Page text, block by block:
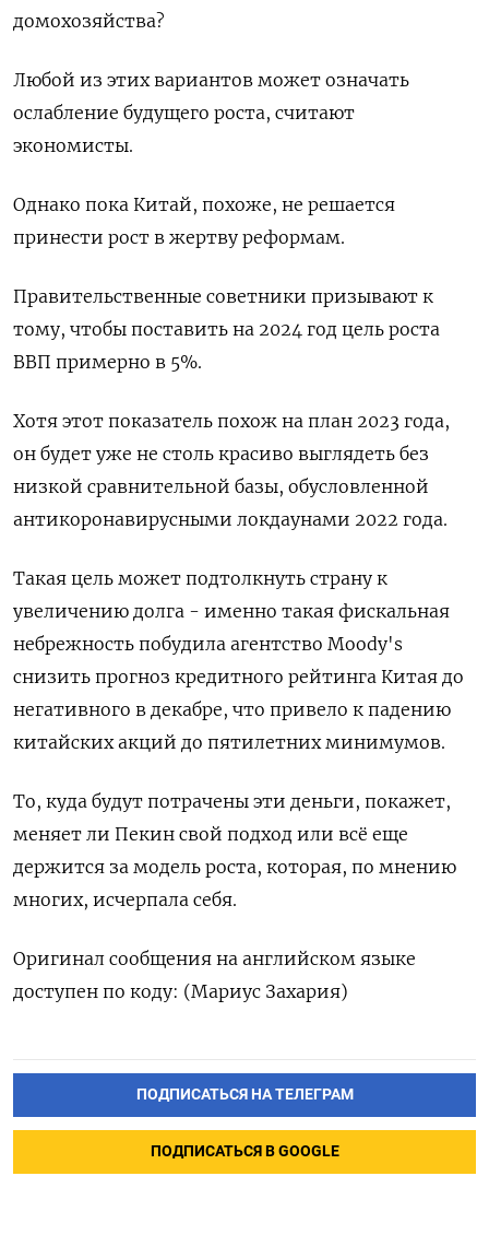
домохозяйства?
Любой из этих вариантов может означать
ослабление будущего роста, считают
экономисты.
Однако пока Китай, похоже, не решается
принести рост в жертву реформам.
Правительственные советники призывают к
тому, чтобы поставить на 2024 год цель роста
ВВП примерно в 5%.
Хотя этот показатель похож на план 2023 года,
он будет уже не столь красиво выглядеть без
низкой сравнительной базы, обусловленной
антикоронавирусными локдаунами 2022 года.
Такая цель может подтолкнуть страну к
увеличению долга - именно такая фискальная
небрежность побудила агентство Moody's
снизить прогноз кредитного рейтинга Китая до
негативного в декабре, что привело к падению
китайских акций до пятилетних минимумов.
То, куда будут потрачены эти деньги, покажет,
меняет ли Пекин свой подход или всё еще
держится за модель роста, которая, по мнению
многих, исчерпала себя.
Оригинал сообщения на английском языке
доступен по коду: (Мариус Захария)
ПОДПИСАТЬСЯ НА ТЕЛЕГРАМ
ПОДПИСАТЬСЯ В GOOGLE